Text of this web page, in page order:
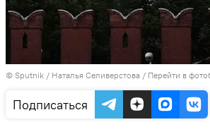
© Sputnik / Наталья Селиверстова / Перейти в
Подписаться